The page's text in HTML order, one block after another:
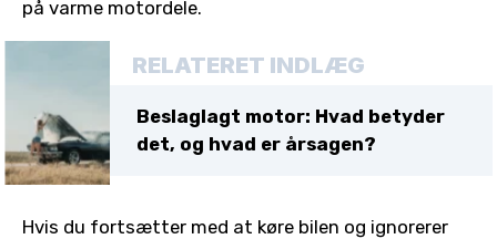
på varme motordele.
RELATERET INDLÆG
Beslaglagt motor: Hvad betyder
det, og hvad er årsagen?
Hvis du fortsætter med at køre bilen og ignorerer